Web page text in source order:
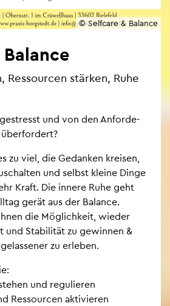
© Self­ca­re & Ba­lan­ce
Res­sour­cen stär­ken, Ruhe
und von den An­for­de­
über­for­dert?
zu viel, die Ge­dan­ken krei­sen,
und selbst klei­ne Dinge
Kraft. Die in­ne­re Ruhe geht
gerät aus der Ba­lan­ce.
die Mög­lich­keit, wie­der
und Sta­bi­li­tät zu ge­win­nen &
zu er­le­ben.
und re­gu­lie­ren
Res­sour­cen ak­ti­vie­ren